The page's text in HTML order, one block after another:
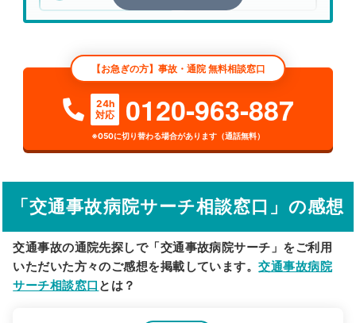
検索する
詳細条件で絞り込む
その他の検索方法
駅から探す 院名から探す
【お急ぎの方】事故・通院 無料相談窓口
24h
対応
0120-963-887
※050に切り替わる場合があります（通話無料）
「交通事故病院サーチ相談窓口」の感想
交通事故の通院先探しで「交通事故病院サーチ」をご利用
いただいた方々のご感想を掲載しています。交通事故病院
サーチ相談窓口 とは？